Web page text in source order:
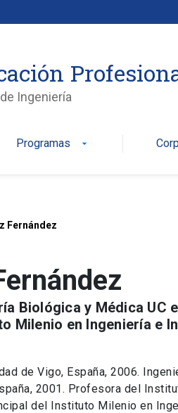
Ingeniería
Programas arrow_drop_down
Fernández
Biológica y Médica UC e
Milenio en Ingeniería e
de Vigo, España, 2006.
2001. Profesora del
del Instituto Milenio en